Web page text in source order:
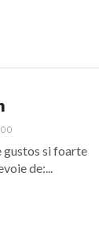
gustos si foarte
de:...